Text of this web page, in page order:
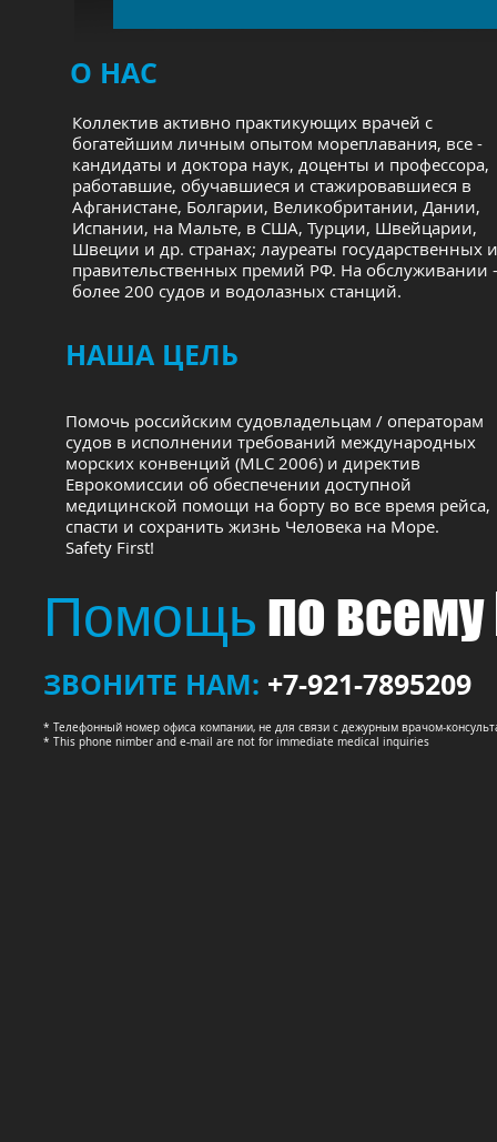
О НАС
Коллектив активно практикующих врачей с
богатейшим личным опытом мореплавания, все -
кандидаты и доктора наук, доценты и профессора,
работавшие, обучавшиеся и стажировавшиеся в
Афганистане, Болгарии, Великобритании, Дании,
Испании, на Мальте, в США, Турции, Швейцарии,
Швеции и др. странах; лауреаты государственных и
правительственных премий РФ. На обслуживании -
более 200 судов и водолазных станций.
НАША ЦЕЛЬ
Помочь российским судовладельцам / операторам
судов в исполнении требований международных
морских конвенций (MLC 2006) и директив
Еврокомиссии об обеспечении доступной
медицинской помощи на борту во все время рейса,
спасти и сохранить жизнь Человека на Море.
Safety First!
Помощь​ по
ЗВОНИТЕ НАМ: +7-921-7895209
* Телефонный номер офиса компании, не для связи с дежурным врачом-
* This phone nimber and e-mail are not for immediate medical inquiries